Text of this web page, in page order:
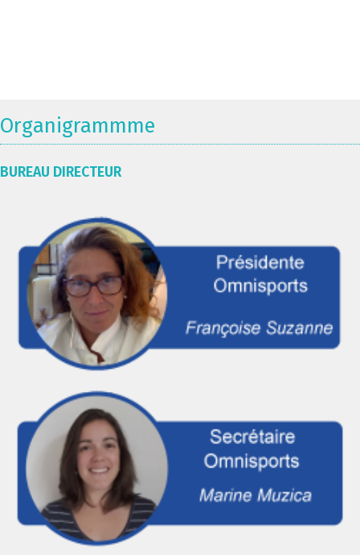
Organigrammme
BUREAU DIRECTEUR